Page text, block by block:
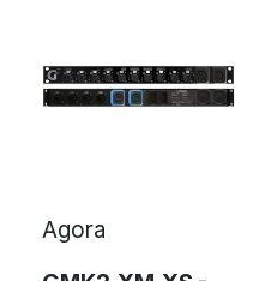
stadi e impianti
studi televisivi,
Agora